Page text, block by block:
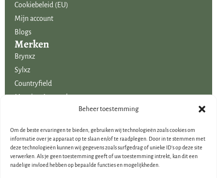
Beheer toestemming
Om de beste ervaringen te bieden, gebruiken wij technologieën zoals cookies om
informatie over je apparaat op te slaan en/of te raadplegen. Door in te stemmen met
deze technologieën kunnen wij gegevens zoals surfgedrag of unieke ID's op deze site
verwerken. Als je geen toestemming geeft of uw toestemming intrekt, kan dit een
nadelige invloed hebben op bepaalde functies en mogelijkheden.
Cookiebeleid (EU)
Mijn account
Blogs
Merken
Brynxz
Sylxz
Countryfield
Mansion Atmosphere
Uitgelicht voor jou!
Voordelige boeketten kunstbloemen
Woondecoraties
Cadeau-artikelen